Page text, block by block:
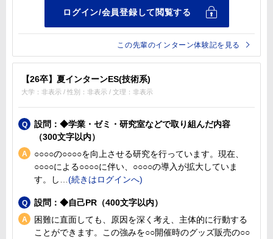
この先輩のインターン体験記を見る
【26卒】夏インターンES(技術系)
大学：非表示 / 性別：非表示 / 文理：非表示
設問：◆学業・ゼミ・研究室などで取り組んだ内容
（300文字以内）
○○○○の○○○○を向上させる研究を行っています。現在、
○○○○による○○○○に伴い、○○○○の導入が拡大していま
す。し
設問：◆自己PR（400文字以内）
困難に直面しても、原因を深く考え、主体的に行動する
ことができます。この強みを○○開催時のグッズ販売の○○